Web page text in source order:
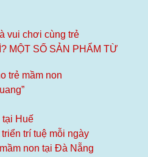
vui chơi cùng trẻ
MỘT SỐ SẢN PHẨM TỪ
trẻ mầm non
tại Huế
trí tuệ mỗi ngày
non tại Đà Nẵng